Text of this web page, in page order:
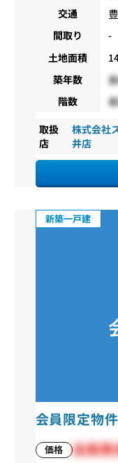
交通
間取り
-
土地面積
築年数
階数
取扱
店
株式会社
井店
新築一戸建
会員限定物件
価格 会員限